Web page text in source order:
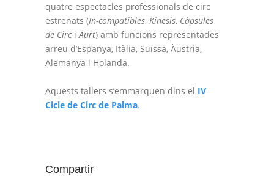
quatre espectacles professionals de circ
estrenats (In-compatibles, Kinesis, Càpsules
de CirciAürt) amb funcions representades
arreu d’Espanya, Itàlia, Suïssa, Àustria,
Alemanya i Holanda.
Aquests tallers s’emmarquen dins el IV
Cicle de Circ de Palma.
Compartir